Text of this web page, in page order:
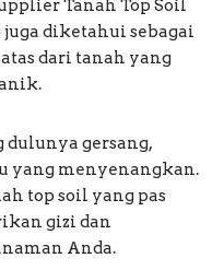
Tanah Top Soil
juga diketahui sebagai
dari tanah yang
dulunya gersang,
yang menyenangkan.
top soil yang pas
gizi dan
Anda.